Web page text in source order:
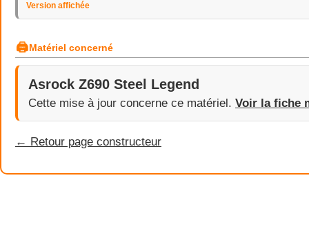
Version affichée
🖨Matériel concerné
Asrock Z690 Steel Legend
Cette mise à jour concerne ce matériel. Voir la fiche
← Retour page constructeur